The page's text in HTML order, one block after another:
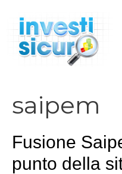
contenuto
saipem
Fusione
punto della